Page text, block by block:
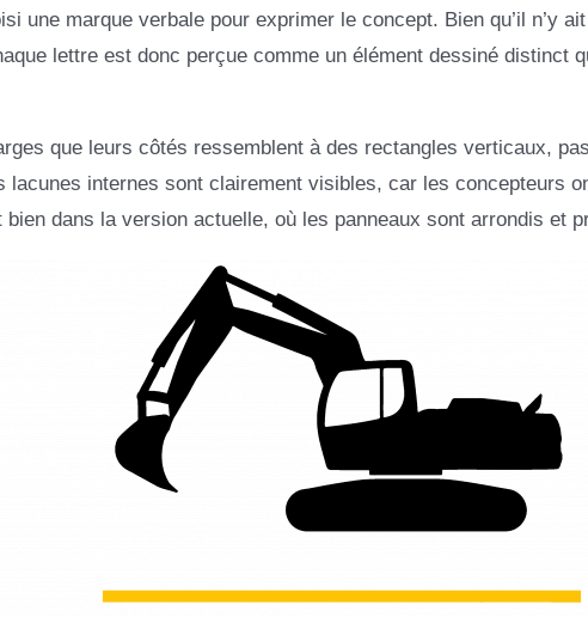
une marque verbale pour exprimer le concept. Bien qu’il n’y
lettre est donc perçue comme un élément dessiné distinct
que leurs côtés ressemblent à des rectangles verticaux,
lacunes internes sont clairement visibles, car les concepteurs
dans la version actuelle, où les panneaux sont arrondis et